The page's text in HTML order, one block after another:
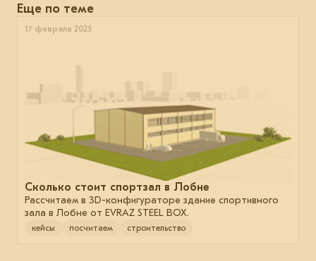
Еще по теме
17 февраля 2025
Сколько стоит спортзал в Лобне
Рассчитаем в 3D-конфигураторе здание спортивного
зала в Лобне от EVRAZ STEEL BOX.
кейсы посчитаем строительство